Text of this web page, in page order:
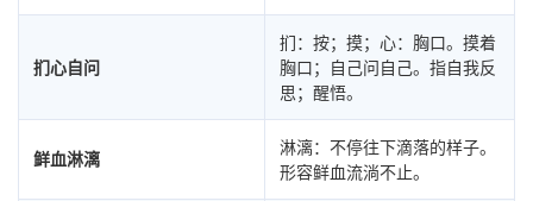
扪心自问
扪：按；摸；心：胸口。摸着
胸口；自己问自己。指自我反
思；醒悟。
鲜血淋漓
淋漓：不停往下滴落的样子。
形容鲜血流淌不止。